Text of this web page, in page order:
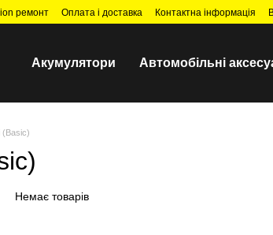
ion ремонт Оплата і доставка Контактна інформація
Акумулятори Автомобільні
(Basic)
Немає товарів